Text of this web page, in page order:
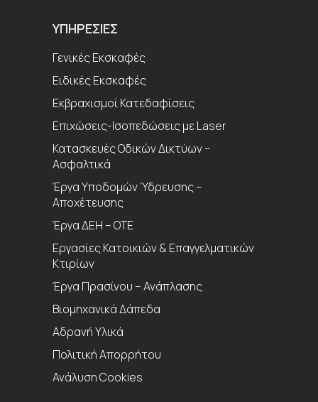
ΥΠΗΡΕΣΊΕΣ
Γενικές Εκσκαφές
Ειδικές Εκσκαφές
Εκβραχισμοί Κατεδαφίσεις
Επιχώσεις-Ισοπεδώσεις με Laser
Κατασκευές Οδικών Δικτύων –
Ασφαλτικά
Έργα Υποδομών Ύδρευσης –
Αποχέτευσης
Έργα ΔΕΗ – ΟΤΕ
Εργασίες Κατοικιών & Επαγγελματικών
Κτιρίων
Έργα Πρασίνου – Ανάπλασης
Βιομηχανικά Δάπεδα
Aδρανή Υλικά
Πολιτική Απορρήτου
Ανάλυση Cookies